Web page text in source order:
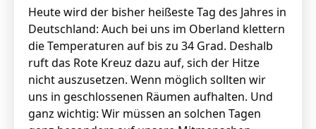
Heute wird der bisher heißeste Tag des Jahres in
Deutschland: Auch bei uns im Oberland klettern
die Temperaturen auf bis zu 34 Grad. Deshalb
ruft das Rote Kreuz dazu auf, sich der Hitze
nicht auszusetzen. Wenn möglich sollten wir
uns in geschlossenen Räumen aufhalten. Und
ganz wichtig: Wir müssen an solchen Tagen